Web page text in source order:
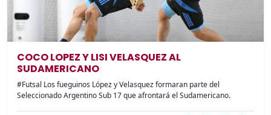
COCO LOPEZ Y LISI VELASQUEZ AL
SUDAMERICANO
#Futsal Los fueguinos López y Velasquez formaran parte del
Seleccionado Argentino Sub 17 que afrontará el Sudamericano.